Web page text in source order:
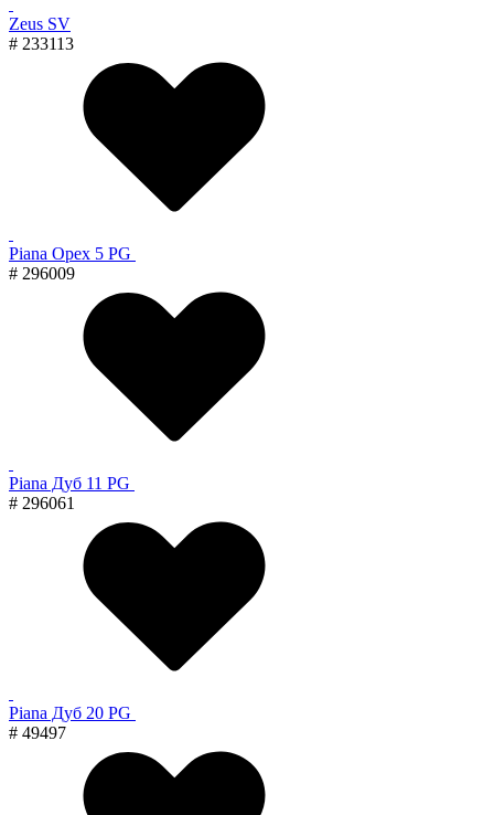
Zeus SV
# 233113
Piana Орех 5 PG
# 296009
Piana Дуб 11 PG
# 296061
Piana Дуб 20 PG
# 49497